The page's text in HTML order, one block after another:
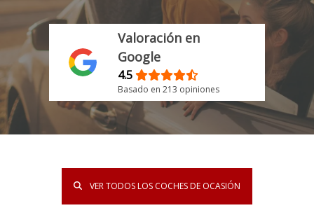
Valoración en
Google
4.5
Basado en 213 opiniones
VER TODOS LOS COCHES DE OCASIÓN